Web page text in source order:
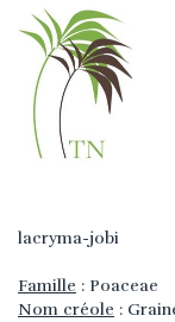
lacryma-jobi
Famille : Poaceae
Nom créole :